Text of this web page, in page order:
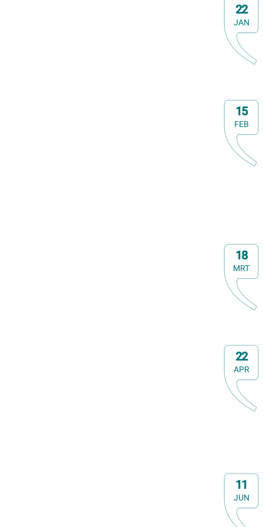
Op22
JAN
Op 15
FEB
Op 18
MRT
Op22
APR
Op 11
JUN